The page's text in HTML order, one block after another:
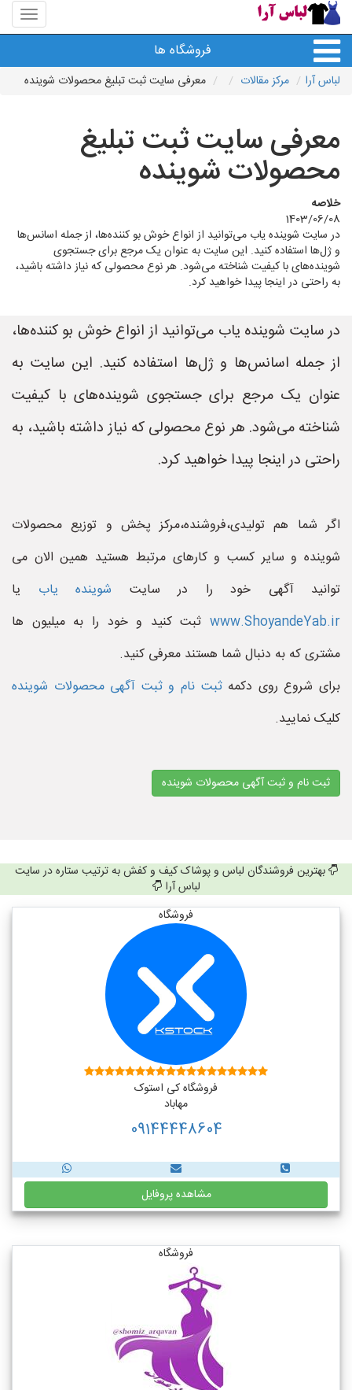
منوی
سایت
آرا
فروشگاه ها
لباس آرا مرکز مقالات معرفی سایت ثبت تبلیغ محصولات شوینده
معرفی سایت ثبت تبلیغ
محصولات شوینده
خلاصه
1403/06/08
در سایت شوینده یاب می‌توانید از انواع خوش بو کننده‌ها، از جمله اسانس‌ها
و ژل‌ها استفاده کنید. این سایت به عنوان یک مرجع برای جستجوی
شوینده‌های با کیفیت شناخته می‌شود. هر نوع محصولی که نیاز داشته باشید،
به راحتی در اینجا پیدا خواهید کرد.
در سایت شوینده یاب می‌توانید از انواع خوش بو کننده‌ها،
از جمله اسانس‌ها و ژل‌ها استفاده کنید. این سایت به
عنوان یک مرجع برای جستجوی شوینده‌های با کیفیت
شناخته می‌شود. هر نوع محصولی که نیاز داشته باشید، به
راحتی در اینجا پیدا خواهید کرد.
اگر شما هم تولیدی،فروشنده،مرکز پخش و توزیع محصولات
شوینده و سایر کسب و کارهای مرتبط هستید همین الان می
توانید آگهی خود را در سایت شوینده یاب یا
www.ShoyandeYab.ir ثبت کنید و خود را به میلیون ها
مشتری که به دنبال شما هستند معرفی کنید.
برای شروع روی دکمهثبت نام و ثبت آگهی محصولات شوینده
کلیک نمایید.
ثبت نام و ثبت آگهی محصولات شوینده
بهترین فروشندگان لباس و پوشاک کیف و کفش به ترتیب ستاره در سایت
لباس آرا
فروشگاه
فروشگاه کی استوک
مهاباد
09144448604
مشاهده پروفایل
فروشگاه